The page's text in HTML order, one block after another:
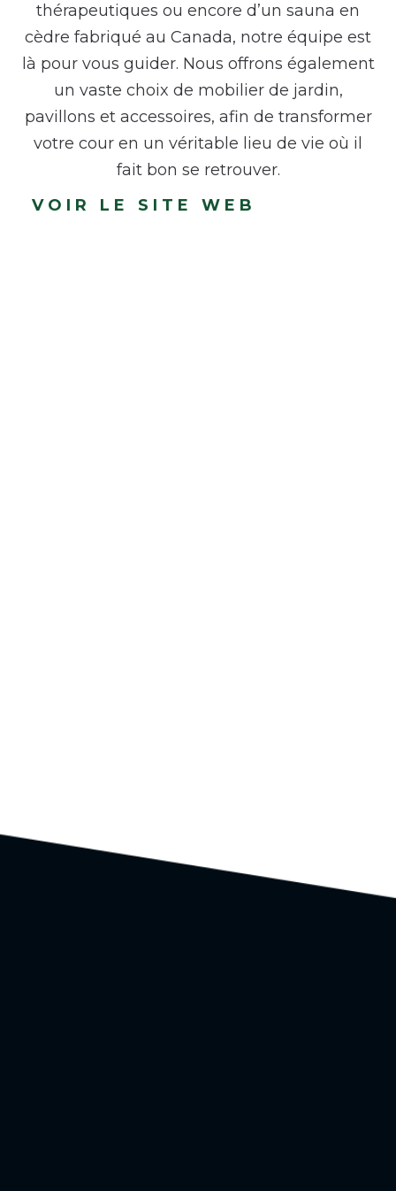
thérapeutiques ou encore d’un sauna en
cèdre fabriqué au Canada, notre équipe est
là pour vous guider. Nous offrons également
un vaste choix de mobilier de jardin,
pavillons et accessoires, afin de transformer
votre cour en un véritable lieu de vie où il
fait bon se retrouver.
VOIR LE SITE WEB